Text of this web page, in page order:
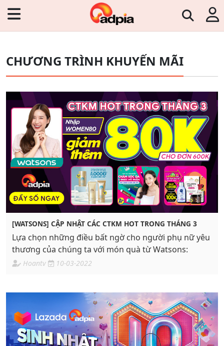
CHƯƠNG TRÌNH KHUYẾN MÃI
[WATSONS] CẬP NHẬT CÁC CTKM HOT TRONG THÁNG 3
Lựa chọn những điều bất ngờ cho người phụ nữ yêu
thương của chúng ta với món quà từ Watsons:
Hoantv 10-03-2022